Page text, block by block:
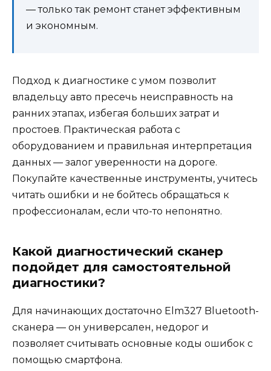
— только так ремонт станет эффективным
и экономным.
Подход к диагностике с умом позволит
владельцу авто пресечь неисправность на
ранних этапах, избегая больших затрат и
простоев. Практическая работа с
оборудованием и правильная интерпретация
данных — залог уверенности на дороге.
Покупайте качественные инструменты, учитесь
читать ошибки и не бойтесь обращаться к
профессионалам, если что-то непонятно.
Какой диагностический сканер
подойдет для самостоятельной
диагностики?
Для начинающих достаточно Elm327 Bluetooth-
сканера — он универсален, недорог и
позволяет считывать основные коды ошибок с
помощью смартфона.